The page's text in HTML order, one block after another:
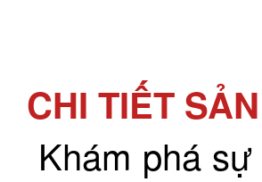
CHI TIẾT
Khám phá